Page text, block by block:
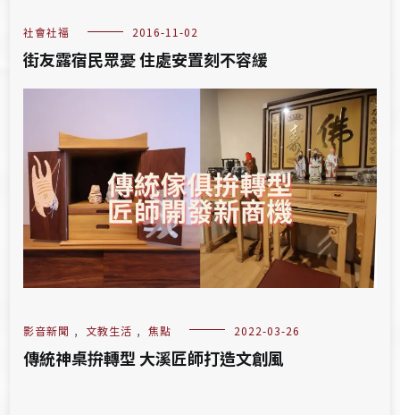
社會社福 2016-11-02
街友露宿民眾憂 住處安置刻不容緩
影音新聞 , 文教生活 , 焦點 2022-03-26
傳統神桌拚轉型 大溪匠師打造文創風